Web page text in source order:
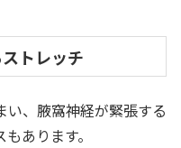
トレッチ
い、腋窩神経が緊張する
あります。